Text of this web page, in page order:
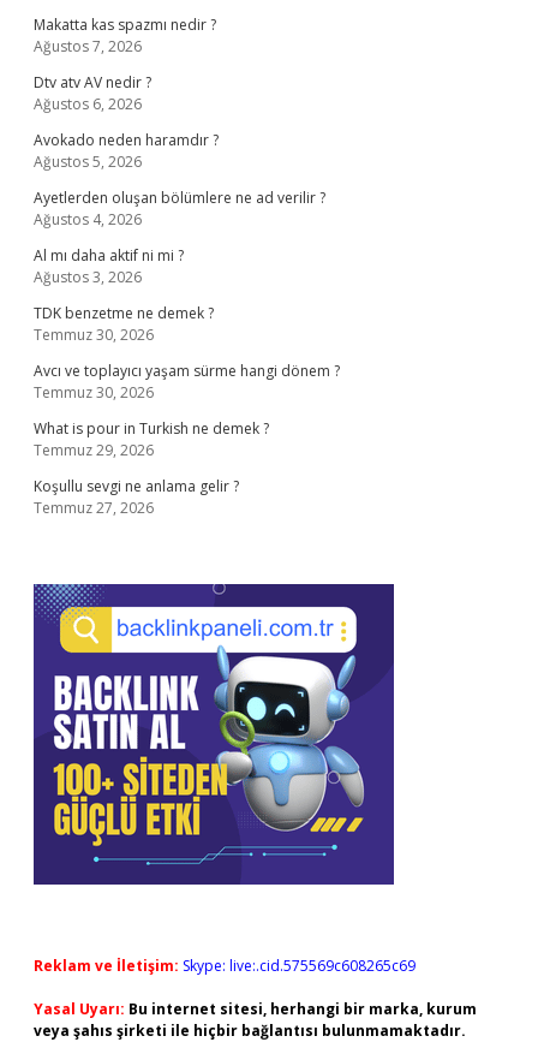
Makatta kas spazmı nedir ?
Ağustos 7, 2026
Dtv atv AV nedir ?
Ağustos 6, 2026
Avokado neden haramdır ?
Ağustos 5, 2026
Ayetlerden oluşan bölümlere ne ad verilir ?
Ağustos 4, 2026
Al mı daha aktif ni mi ?
Ağustos 3, 2026
TDK benzetme ne demek ?
Temmuz 30, 2026
Avcı ve toplayıcı yaşam sürme hangi dönem ?
Temmuz 30, 2026
What is pour in Turkish ne demek ?
Temmuz 29, 2026
Koşullu sevgi ne anlama gelir ?
Temmuz 27, 2026
Reklam ve İletişim: Skype: live:.cid.575569c608265c69
Yasal Uyarı: Bu internet sitesi, herhangi bir marka, kurum
veya şahıs şirketi ile hiçbir bağlantısı bulunmamaktadır.